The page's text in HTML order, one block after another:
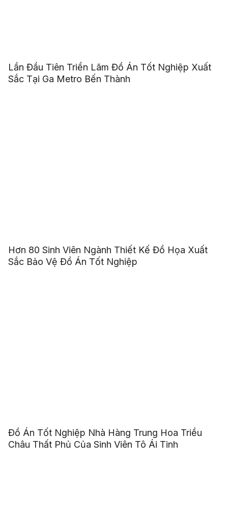
Lần Đầu Tiên Triển Lãm Đồ Án Tốt Nghiệp Xuất
Sắc Tại Ga Metro Bến Thành
Hơn 80 Sinh Viên Ngành Thiết Kế Đồ Họa Xuất
Sắc Bảo Vệ Đồ Án Tốt Nghiệp
Đồ Án Tốt Nghiệp Nhà Hàng Trung Hoa Triều
Châu Thất Phủ Của Sinh Viên Tô Ái Tinh